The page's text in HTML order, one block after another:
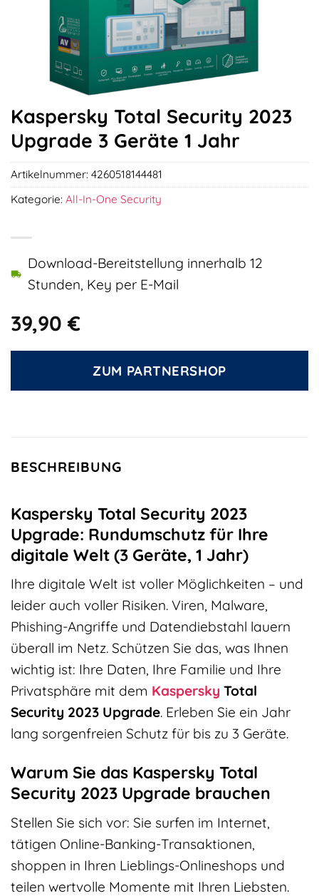
Kaspersky Total Security 2023
Upgrade 3 Geräte 1 Jahr
39,90€
Download-Bereitstellung innerhalb 12
Stunden, Key per E-Mail
ZUM PARTNERSHOP
Artikelnummer: 4260518144481
Kategorie: All-In-One Security
BESCHREIBUNG
Kaspersky Total Security 2023
Upgrade: Rundumschutz für Ihre
digitale Welt (3 Geräte, 1 Jahr)
Ihre digitale Welt ist voller Möglichkeiten – und
leider auch voller Risiken. Viren, Malware,
Phishing-Angriffe und Datendiebstahl lauern
überall im Netz. Schützen Sie das, was Ihnen
wichtig ist: Ihre Daten, Ihre Familie und Ihre
Privatsphäre mit dem Kaspersky Total
Security 2023 Upgrade. Erleben Sie ein Jahr
lang sorgenfreien Schutz für bis zu 3 Geräte.
Warum Sie das Kaspersky Total
Security 2023 Upgrade brauchen
Stellen Sie sich vor: Sie surfen im Internet,
tätigen Online-Banking-Transaktionen,
shoppen in Ihren Lieblings-Onlineshops und
teilen wertvolle Momente mit Ihren Liebsten.